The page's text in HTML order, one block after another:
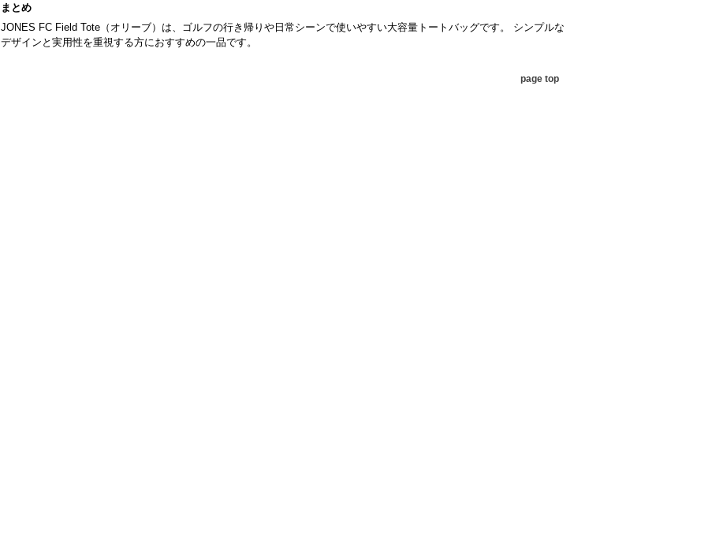
まとめ
JONES FC Field Tote（オリーブ）は、ゴルフの行き帰りや日常シーンで使いやすい大容量トートバッグです。 シンプルな
デザインと実用性を重視する方におすすめの一品です。
page top